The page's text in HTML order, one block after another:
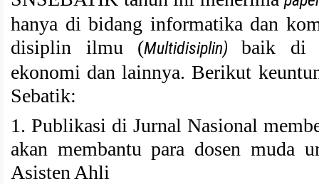
hanya di bidang informatika dan
disiplin ilmu (Multidisiplin) baik di
ekonomi dan lainnya. Berikut
Sebatik:
1. Publikasi di Jurnal Nasional
akan membantu para dosen muda
Asisten Ahli